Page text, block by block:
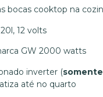
bocas cooktop na
12 volts
GW 2000 watts
inverter (somente
até no quarto